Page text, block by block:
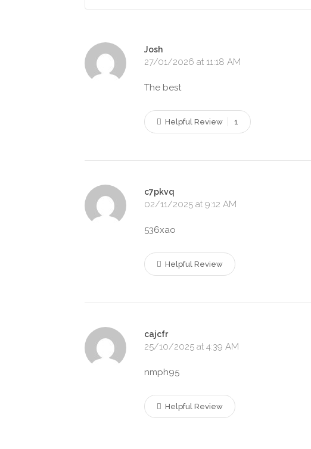
Josh
27/01/2026 at 11:18 AM
The best
Helpful Review 1
c7pkvq
02/11/2025 at 9:12 AM
536xao
Helpful Review
cajcfr
25/10/2025 at 4:39 AM
nmph95
Helpful Review